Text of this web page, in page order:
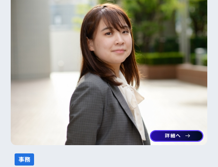
詳細へ arrow_right_alt
事務